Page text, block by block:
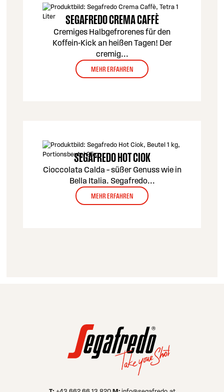
SEGAFREDO CREMA CAFFÈ
Cremiges Halbgefrorenes für den
Koffein-Kick an heißen Tagen! Der
cremig...
MEHR ERFAHREN
SEGAFREDO HOT CIOK
Cioccolata Calda – süßer Genuss wie in
Bella Italia. Segafredo...
MEHR ERFAHREN